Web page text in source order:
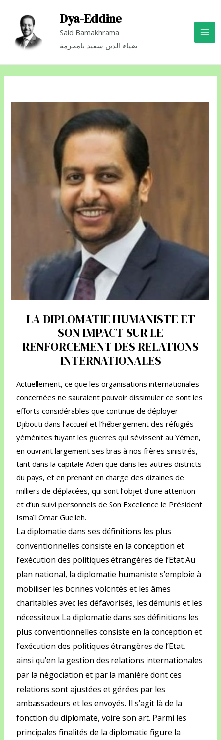
Dya-Eddine
Said Bamakhrama
ضياء الدين سعيد بامخرمة
LA DIPLOMATIE HUMANISTE ET
SON IMPACT SUR LE
RENFORCEMENT DES RELATIONS
INTERNATIONALES
Actuellement, ce que les organisations internationales
concernées ne sauraient pouvoir dissimuler ce sont les
efforts considérables que continue de déployer
Djibouti dans l’accueil et l’hébergement des réfugiés
yéménites fuyant les guerres qui sévissent au Yémen,
en ouvrant largement ses bras à nos frères sinistrés,
tant dans la capitale Aden que dans les autres districts
du pays, et en prenant en charge des dizaines de
milliers de déplacées, qui sont l’objet d’une attention
et d’un suivi personnels de Son Excellence le Président
Ismaïl Omar Guelleh.
La diplomatie dans ses définitions les plus
conventionnelles consiste en la conception et
l’exécution des politiques étrangères de l’Etat Au
plan national, la diplomatie humaniste s’emploie à
mobiliser les bonnes volontés et les âmes
charitables avec les défavorisés, les démunis et les
nécessiteux La diplomatie dans ses définitions les
plus conventionnelles consiste en la conception et
l’exécution des politiques étrangères de l’Etat,
ainsi qu’en la gestion des relations internationales
par la négociation et par la manière dont ces
relations sont ajustées et gérées par les
ambassadeurs et les envoyés. Il s’agit là de la
fonction du diplomate, voire son art. Parmi les
principales finalités de la diplomatie figure la